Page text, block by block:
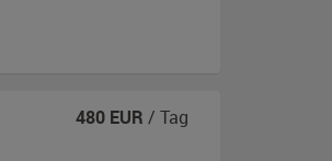
480 EUR / Tag